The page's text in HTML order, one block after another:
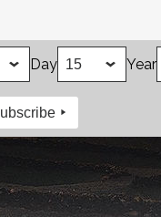
Day Year